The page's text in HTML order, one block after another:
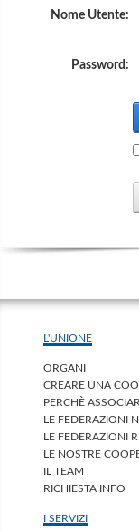
Nome Utente:
Password:
L'UNIONE
ORGANI
CREARE UNA
PERCHÈ
LE FEDERAZIONI
LE FEDERAZIONI
LE NOSTRE
IL TEAM
RICHIESTA INFO
I SERVIZI